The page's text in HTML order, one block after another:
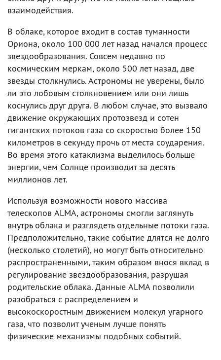
взаимодействия.
В облаке, которое входит в состав туманности
Ориона, около 100 000 лет назад начался процесс
звездообразования. Совсем недавно по
космическим меркам, около 500 лет назад, две
звезды столкнулись. Астрономы не уверены, было
ли это лобовым столкновением или они лишь
коснулись друг друга. В любом случае, это вызвало
движение окружающих протозвезд и сотен
гигантских потоков газа со скоростью более 150
километров в секунду прочь от места соударения.
Во время этого катаклизма выделилось больше
энергии, чем Солнце производит за десять
миллионов лет.
Используя возможности нового массива
телескопов ALMA, астрономы смогли заглянуть
внутрь облака и разглядеть отдельные потоки газа.
Предположительно, такие событие длятся не долго
(несколько столетий), но могут быть относительно
распространенными, таким образом внося вклад в
регулирование звездообразования, разрушая
родительские облака. Данные ALMA позволили
разобраться с распределением и
высокоскоростным движением молекул угарного
газа, что позволит ученым лучше понять
физические механизмы подобных событий.